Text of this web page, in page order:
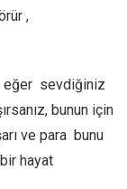
,
eğer sevdiğiniz
bunun için
ve para bunu
hayat